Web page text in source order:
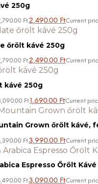
250g
Ft.2,490.00 FtCurrent
őrölt kávé 250g
Ft.2,490.00 FtCurrent
kávé 250g
Ft.1,690.00 FtCurrent
Grown őrölt kávé,
Ft.3,990.00 FtCurrent
Espresso Őrölt
Ft.3,090.00 FtCurrent